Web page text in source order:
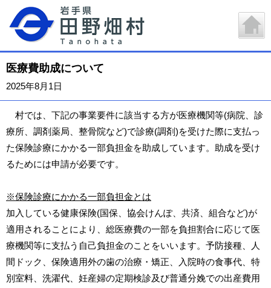
医療費助成について
2025年8月1日
村では、下記の事業要件に該当する方が医療機関等(病院、診
療所、調剤薬局、整骨院など)で診療(調剤)を受けた際に支払っ
た保険診療にかかる一部負担金を助成しています。助成を受け
るためには申請が必要です。
※保険診療にかかる一部負担金とは
加入している健康保険(国保、協会けんぽ、共済、組合など)が
適用されることにより、総医療費の一部を負担割合に応じて医
療機関等に支払う自己負担金のことをいいます。予防接種、人
間ドック、保険適用外の歯の治療・矯正、入院時の食事代、特
別室料、洗濯代、妊産婦の定期検診及び普通分娩での出産費用